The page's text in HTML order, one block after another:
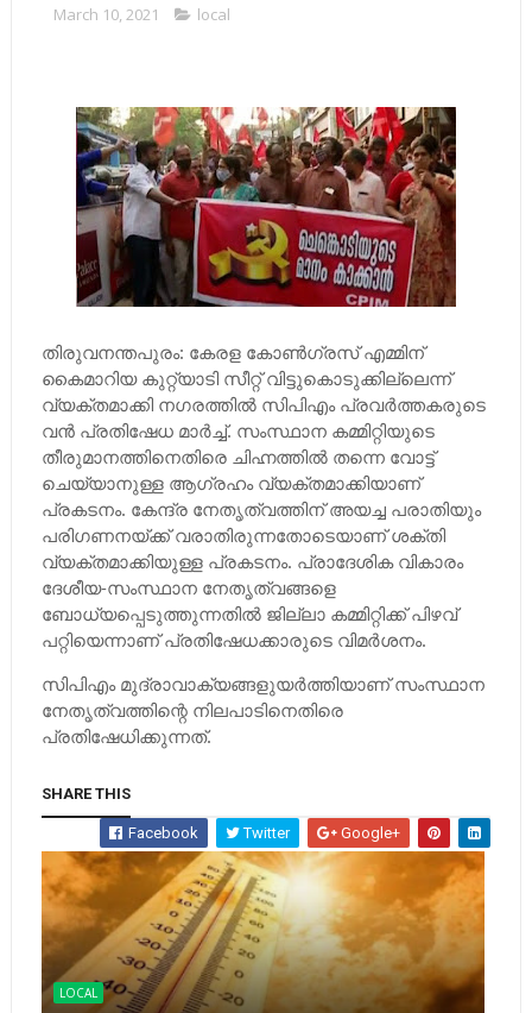
March 10, 2021 local
തിരുവനന്തപുരം: കേരള കോണ്‍ഗ്രസ് എമ്മിന്
കൈമാറിയ കുറ്റ്യാടി സീറ്റ് വിട്ടുകൊടുക്കില്ലെന്ന്
വ്യക്തമാക്കി നഗരത്തില്‍ സിപിഎം പ്രവര്‍ത്തകരുടെ
വന്‍ പ്രതിഷേധ മാര്‍ച്ച്‌. സംസ്ഥാന കമ്മിറ്റിയുടെ
തീരുമാനത്തിനെതിരെ ചിഹ്നത്തില്‍ തന്നെ വോട്ട്
ചെയ്യാനുള്ള ആഗ്രഹം വ്യക്തമാക്കിയാണ്
പ്രകടനം. കേന്ദ്ര നേതൃത്വത്തിന് അയച്ച പരാതിയും
പരിഗണനയ്ക്ക് വരാതിരുന്നതോടെയാണ് ശക്തി
വ്യക്തമാക്കിയുള്ള പ്രകടനം. പ്രാദേശിക വികാരം
ദേശീയ-സംസ്ഥാന നേതൃത്വങ്ങളെ
ബോധ്യപ്പെടുത്തുന്നതില്‍ ജില്ലാ കമ്മിറ്റിക്ക് പിഴവ്
പറ്റിയെന്നാണ് പ്രതിഷേധക്കാരുടെ വിമര്‍ശനം.
സിപിഎം മുദ്രാവാക്യങ്ങളുയര്‍ത്തിയാണ് സംസ്ഥാന
നേതൃത്വത്തിന്റെ നിലപാടിനെതിരെ
പ്രതിഷേധിക്കുന്നത്.
SHARE THIS
Facebook Twitter Google+
LOCAL